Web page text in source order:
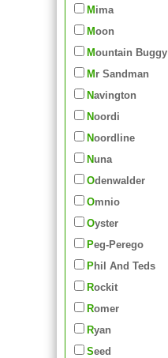
Mima
Moon
Mountain Buggy
Mr Sandman
Navington
Noordi
Noordline
Nuna
Odenwalder
Omnio
Oyster
Peg-Perego
Phil And Teds
Rockit
Romer
Ryan
Seed